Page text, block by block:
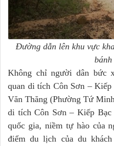
Đường dẫn lên khu vực
bánh
Không chỉ người dân bức
quan di tích Côn Sơn –
Văn Thăng (Phường Tứ
di tích Côn Sơn – Kiếp
quốc gia, niềm tự hào của
điểm du lịch của du